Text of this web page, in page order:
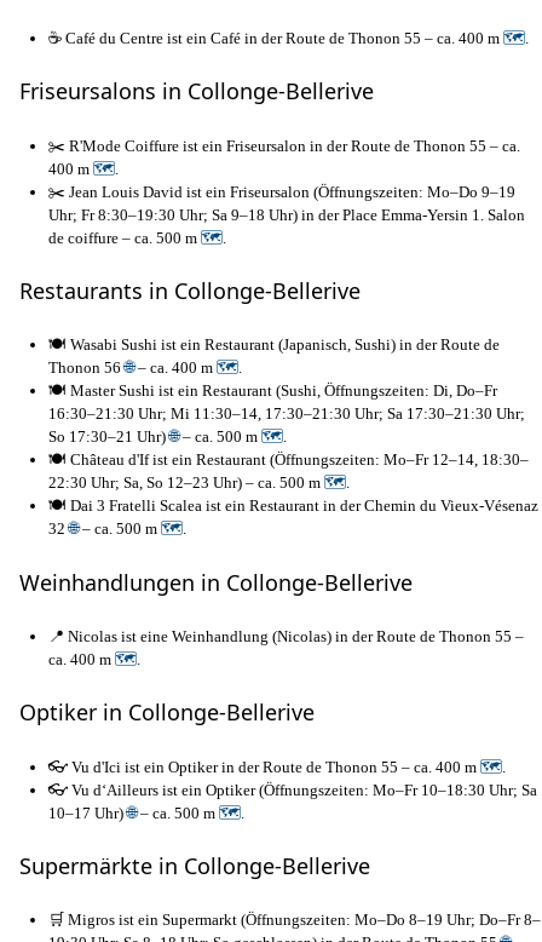
☕ Café du Centre ist ein Café in der Route de Thonon 55 – ca. 400 m 🗺.
Friseursalons in Collonge-Bellerive
✂️ R'Mode Coiffure ist ein Friseursalon in der Route de Thonon 55 – ca.
400 m 🗺
✂️ Jean Louis David ist ein Friseursalon (Öffnungszeiten: Mo–Do 9–19
Uhr; Fr 8:30–19:30 Uhr; Sa 9–18 Uhr) in der Place Emma-Yersin 1. Salon
de coiffure – ca. 500 m 🗺
Restaurants in Collonge-Bellerive
🍽️ Wasabi Sushi ist ein Restaurant (Japanisch, Sushi) in der Route de
Thonon 56🌐– ca. 400 m 🗺.
🍽️ Master Sushi ist ein Restaurant (Sushi, Öffnungszeiten: Di, Do–Fr
16:30–21:30 Uhr; Mi 11:30–14, 17:30–21:30 Uhr; Sa 17:30–21:30 Uhr;
So 17:30–21 Uhr)🌐– ca. 500 m 🗺.
🍽️ Château d'If ist ein Restaurant (Öffnungszeiten: Mo–Fr 12–14, 18:30–
22:30 Uhr; Sa, So 12–23 Uhr) – ca. 500 m 🗺.
🍽️ Dai 3 Fratelli Scalea ist ein Restaurant in der Chemin du Vieux-Vésenaz
32🌐– ca. 500 m 🗺.
Weinhandlungen in Collonge-Bellerive
📍 Nicolas ist eine Weinhandlung (Nicolas) in der Route de Thonon 55 –
ca. 400 m 🗺
Optiker in Collonge-Bellerive
👓 Vu d'Ici ist ein Optiker in der Route de Thonon 55 – ca. 400 m 🗺
👓 Vu d‘Ailleurs ist ein Optiker (Öffnungszeiten: Mo–Fr 10–18:30 Uhr; Sa
10–17 Uhr)🌐– ca. 500 m 🗺
Supermärkte in Collonge-Bellerive
🛒 Migros ist ein Supermarkt (Öffnungszeiten: Mo–Do 8–19 Uhr; Do–Fr 8–